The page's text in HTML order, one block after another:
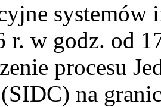
r. w godz. od
procesu
na